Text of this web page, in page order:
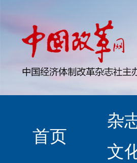
首页
杂
文